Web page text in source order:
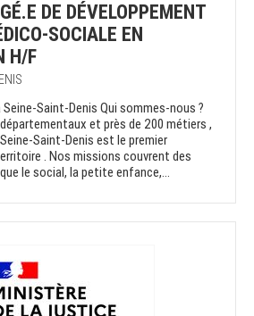
DE DÉVELOPPEMENT
SOCIALE EN
H/F
Saint-Denis Qui sommes-nous ?
départementaux et près de 200 métiers ,
Saint-Denis est le premier
. Nos missions couvrent des
le social, la petite enfance,...